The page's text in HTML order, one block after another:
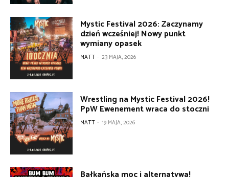
Mystic Festival 2026: Zaczynamy
dzień wcześniej! Nowy punkt
wymiany opasek
MATT - 23 MAJA, 2026
Wrestling na Mystic Festival 2026!
PpW Ewenement wraca do stoczni
MATT - 19 MAJA, 2026